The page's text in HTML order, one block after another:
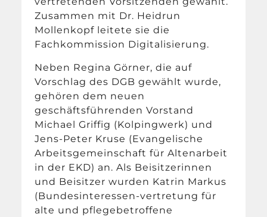
Zusammen mit Dr. Heidrun
Mollenkopf leitete sie die
Fachkommission Digitalisierung.
Neben Regina Görner, die auf
Vorschlag des DGB gewählt wurde,
gehören dem neuen
geschäftsführenden Vorstand
Michael Griffig (Kolpingwerk) und
Jens-Peter Kruse (Evangelische
Arbeitsgemeinschaft für Altenarbeit
in der EKD) an. Als Beisitzerinnen
und Beisitzer wurden Katrin Markus
(Bundesinteressen-vertretung für
alte und pflegebetroffene